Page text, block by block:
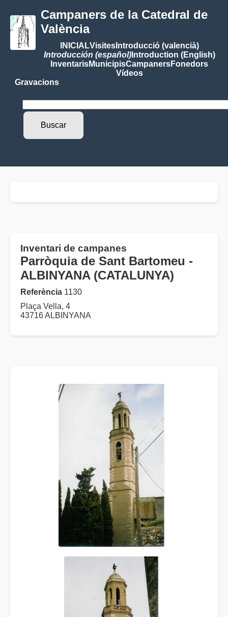
Campaners de la Catedral de
València
INICIALVisitesIntroducció (valencià)
Introducción (español)Introduction (English)
InventarisMunicipisCampanersFonedors
Vídeos
Gravacions
Inventari de campanes
Parròquia de Sant Bartomeu -
ALBINYANA (CATALUNYA)
Referència 1130
Plaça Vella, 4
43716 ALBINYANA